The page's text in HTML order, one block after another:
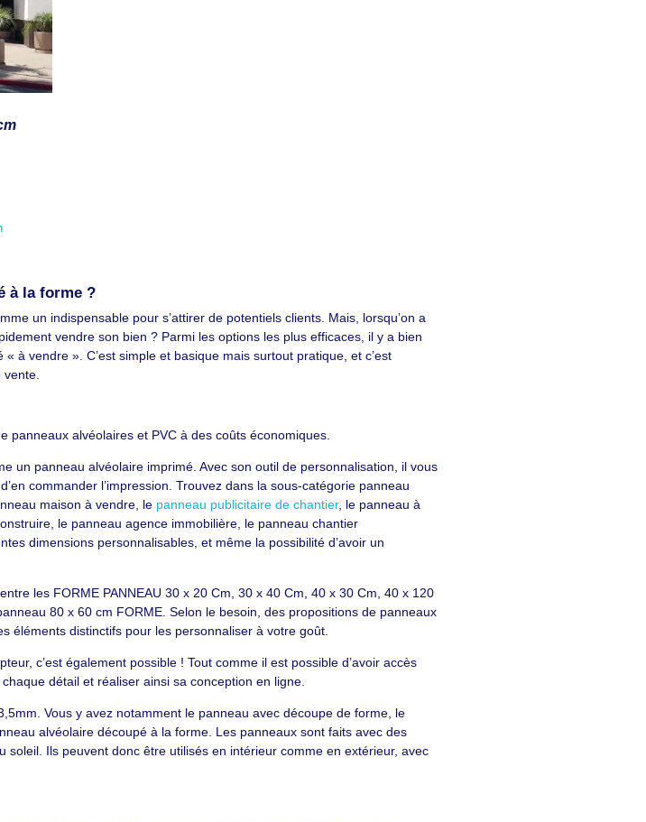
à la forme ?
un indispensable pour s’attirer de potentiels clients. Mais, lorsqu’on a
vendre son bien ? Parmi les options les plus efficaces, il y a bien
à vendre ». C’est simple et basique mais surtout pratique, et c’est
panneaux alvéolaires et PVC à des coûts économiques.
un panneau alvéolaire imprimé. Avec son outil de personnalisation, il vous
commander l’impression. Trouvez dans la sous-catégorie panneau
maison à vendre, le panneau publicitaire de chantier, le panneau à
le panneau agence immobilière, le panneau chantier
dimensions personnalisables, et même la possibilité d’avoir un
les FORME PANNEAU 30 x 20 Cm, 30 x 40 Cm, 40 x 30 Cm, 40 x 120
80 x 60 cm FORME. Selon le besoin, des propositions de panneaux
éléments distinctifs pour les personnaliser à votre goût.
c’est également possible ! Tout comme il est possible d’avoir accès
détail et réaliser ainsi sa conception en ligne.
Vous y avez notamment le panneau avec découpe de forme, le
alvéolaire découpé à la forme. Les panneaux sont faits avec des
soleil. Ils peuvent donc être utilisés en intérieur comme en extérieur, avec